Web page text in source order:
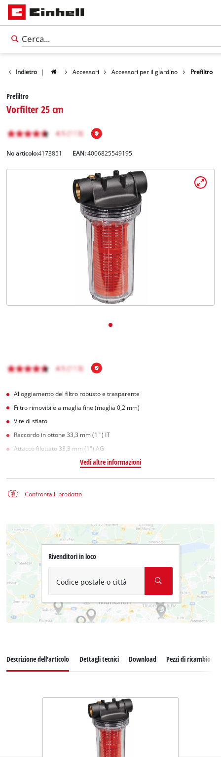
Indietro | Accessori Accessori per il giardino Prefiltro
Prefiltro
Vorfilter 25 cm
No articolo:4173851 EAN:4006825549195
Alloggiamento del filtro robusto e trasparente
Filtro rimovibile a maglia fine (maglia 0,2 mm)
Vite di sfiato
Raccordo in ottone 33,3 mm (1 ") IT
Attacco filettato 33,3 mm (1") AG
Vedi altre informazioni
Confronta il prodotto
Rivenditori in loco
Codice postale o città
Descrizione dell'articolo Dettagli tecnici Download Pezzi di ricambio